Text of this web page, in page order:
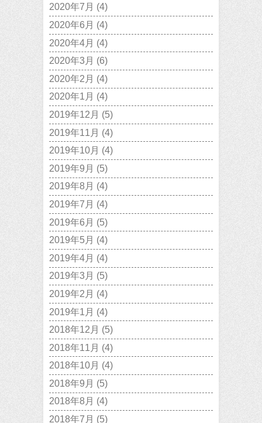
2020年7月 (4)
2020年6月 (4)
2020年4月 (4)
2020年3月 (6)
2020年2月 (4)
2020年1月 (4)
2019年12月 (5)
2019年11月 (4)
2019年10月 (4)
2019年9月 (5)
2019年8月 (4)
2019年7月 (4)
2019年6月 (5)
2019年5月 (4)
2019年4月 (4)
2019年3月 (5)
2019年2月 (4)
2019年1月 (4)
2018年12月 (5)
2018年11月 (4)
2018年10月 (4)
2018年9月 (5)
2018年8月 (4)
2018年7月 (5)